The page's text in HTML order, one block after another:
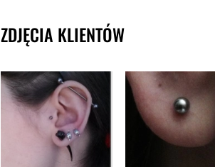
ZDJĘCIA KLIENTÓW